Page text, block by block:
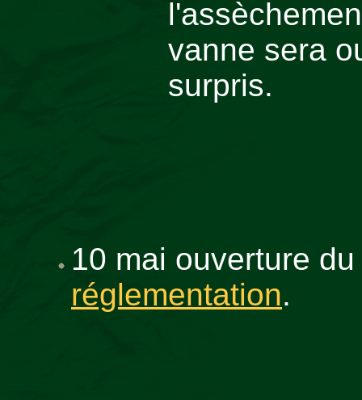
vanne sera
surpris.
10 mai ouverture
réglementation.